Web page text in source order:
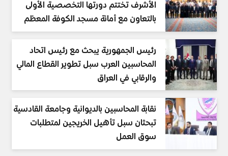
الأشرف تختتم دورتها التخصصية الأولى
بالتعاون مع أمانة مسجد الكوفة المعظم
رئيس الجمهورية يبحث مع رئيس اتحاد
المحاسبين العرب سبل تطوير القطاع المالي
والرقابي في العراق
نقابة المحاسبين بالديوانية وجامعة القادسية
تبحثان سبل تأهيل الخريجين لمتطلبات
سوق العمل